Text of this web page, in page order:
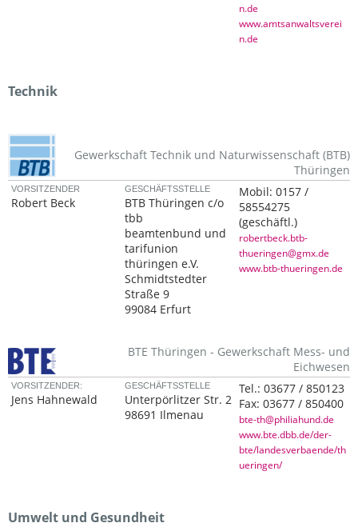
n.de
www.amtsanwaltsverei
n.de
Technik
Gewerkschaft Technik und Naturwissenschaft (BTB)
Thüringen
VORSITZENDER
Robert Beck
GESCHÄFTSSTELLE
BTB Thüringen c/o
tbb
beamtenbund und
tarifunion
thüringen e.V.
Schmidtstedter
Straße 9
99084 Erfurt
Mobil:0157 /
58554275
(geschäftl.)
robertbeck.btb-
thueringen@gmx.de
www.btb-thueringen.de
BTE Thüringen - Gewerkschaft Mess- und
Eichwesen
VORSITZENDER:
Jens Hahnewald
GESCHÄFTSSTELLE
Unterpörlitzer Str. 2
98691 Ilmenau
Tel.:03677 / 850123
Fax:03677 / 850400
bte-th@philiahund.de
www.bte.dbb.de/der-
bte/landesverbaende/th
ueringen/
Umwelt und Gesundheit